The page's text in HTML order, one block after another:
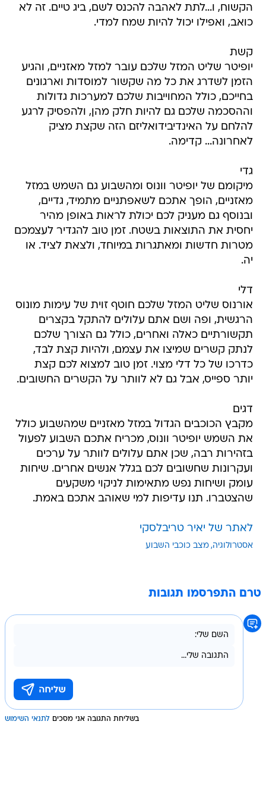
הקשוח, ו...לתת לאהבה להכנס לשם, ביג טיים. זה לא
כואב, ואפילו יכול להיות שמח למדי.
קשת
יופיטר שליט המזל שלכם עובר למזל מאזניים, והגיע
הזמן לשדרג את כל מה שקשור למוסדות וארגונים
בחייכם, כולל המחוייבות שלכם למערכות גדולות
וההסכמה שלכם גם להיות חלק מהן, ולהפסיק לרגע
להלחם על האינדיבידואליזם הזה שקצת מציק
לאחרונה... קדימה.
גדי
מיקומם של יופיטר וונוס ומהשבוע גם השמש במזל
מאזניים, הופך אתכם לשאפתניים מתמיד, גדיים,
ובנוסף גם מעניק לכם יכולת לראות באופן מהיר
יחסית את התוצאות בשטח. זמן טוב להגדיר לעצמכם
מטרות חדשות ומאתגרות במיוחד, ולצאת לציד. או
יה.
דלי
אורנוס שליט המזל שלכם חוטף זוית של עימות מונוס
הרגשית, ופה ושם אתם עלולים להתקל בקצרים
תקשורתיים כאלה ואחרים, כולל גם הצורך שלכם
לנתק קשרים שמיצו את עצמם, ולהיות קצת לבד,
כדרכו של כל דלי מצוי. זמן טוב למצוא לכם קצת
יותר ספייס, אבל גם לא לוותר על הקשרים החשובים.
דגים
מקבץ הכוכבים הגדול במזל מאזניים שמהשבוע כולל
את השמש יופיטר וונוס, מכריח אתכם השבוע לפעול
בזהירות רבה, שכן אתם עלולים לוותר על ערכים
ועקרונות שחשובים לכם בגלל אנשים אחרים. שיחות
עומק ושיחות נפש מתאימות לניקוי משקעים
שהצטברו. תנו עדיפות למי שאוהב אתכם באמת.
לאתר של יאיר טריבלסקי
אסטרולוגיה מצב כוכבי השבוע
טרם התפרסמו תגובות
בשליחת התגובה אני מסכים לתנאי השימוש